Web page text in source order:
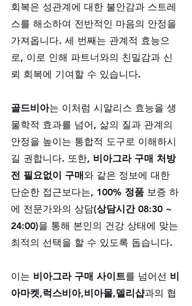
회복은 성관계에 대한 불안감과 스트레
스를 해소하여 전반적인 마음의 안정을
가져옵니다. 세 번째는 관계적 효능으
로, 이로 인해 파트너와의 친밀감과 신
뢰 회복에 기여할 수 있습니다.
골드비아는 이처럼 시알리스 효능을 생
물학적 효과를 넘어, 삶의 질과 관계의
안정을 높이는 통합적 도구로 이해하시
길 권합니다. 또한, 비아그라 구매 처방
전 필요없이 구매와 같은 정보에 대한
단순한 접근보다는, 100% 정품 보증 하
에 전문가와의 상담(상담시간 08:30 ~
24:00)을 통해 본인의 건강 상태에 맞는
최적의 선택을 할 수 있도록 돕습니다.
이는 비아그라 구매 사이트를 넘어선 비
아마켓,럭스비아,비아몰,델리샵과의 협